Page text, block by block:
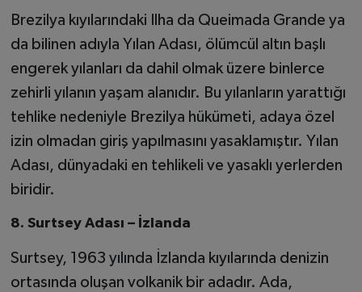
Brezilya kıyılarındaki Ilha da Queimada Grande ya
da bilinen adıyla Yılan Adası, ölümcül altın başlı
engerek yılanları da dahil olmak üzere binlerce
zehirli yılanın yaşam alanıdır. Bu yılanların yarattığı
tehlike nedeniyle Brezilya hükümeti, adaya özel
izin olmadan giriş yapılmasını yasaklamıştır. Yılan
Adası, dünyadaki en tehlikeli ve yasaklı yerlerden
biridir.
8. Surtsey Adası – İzlanda
Surtsey, 1963 yılında İzlanda kıyılarında denizin
ortasında oluşan volkanik bir adadır. Ada,